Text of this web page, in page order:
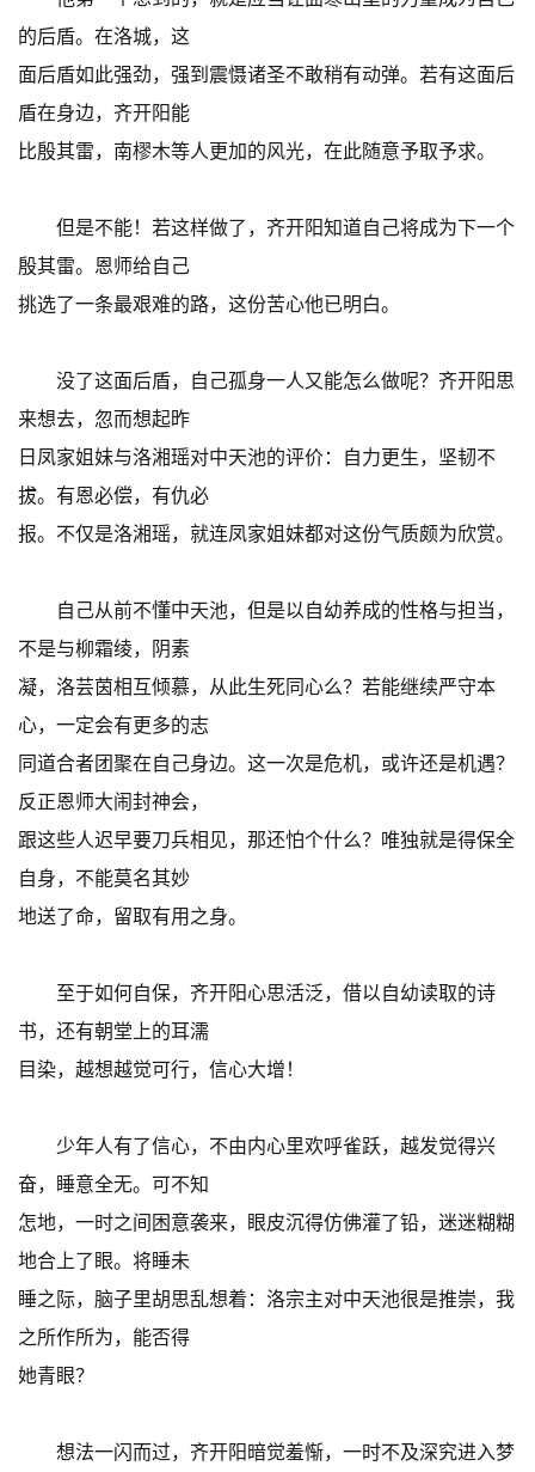
的后盾。在洛城，这
面后盾如此强劲，强到震慑诸圣不敢稍有动弹。若有这面后
盾在身边，齐开阳能
比殷其雷，南樛木等人更加的风光，在此随意予取予求。
但是不能！若这样做了，齐开阳知道自己将成为下一个
殷其雷。恩师给自己
挑选了一条最艰难的路，这份苦心他已明白。
没了这面后盾，自己孤身一人又能怎么做呢？齐开阳思
来想去，忽而想起昨
日凤家姐妹与洛湘瑶对中天池的评价：自力更生，坚韧不
拔。有恩必偿，有仇必
报。不仅是洛湘瑶，就连凤家姐妹都对这份气质颇为欣赏。
自己从前不懂中天池，但是以自幼养成的性格与担当，
不是与柳霜绫，阴素
凝，洛芸茵相互倾慕，从此生死同心么？若能继续严守本
心，一定会有更多的志
同道合者团聚在自己身边。这一次是危机，或许还是机遇？
反正恩师大闹封神会，
跟这些人迟早要刀兵相见，那还怕个什么？唯独就是得保全
自身，不能莫名其妙
地送了命，留取有用之身。
至于如何自保，齐开阳心思活泛，借以自幼读取的诗
书，还有朝堂上的耳濡
目染，越想越觉可行，信心大增！
少年人有了信心，不由内心里欢呼雀跃，越发觉得兴
奋，睡意全无。可不知
怎地，一时之间困意袭来，眼皮沉得仿佛灌了铅，迷迷糊糊
地合上了眼。将睡未
睡之际，脑子里胡思乱想着：洛宗主对中天池很是推崇，我
之所作所为，能否得
她青眼？
想法一闪而过，齐开阳暗觉羞惭，一时不及深究进入梦